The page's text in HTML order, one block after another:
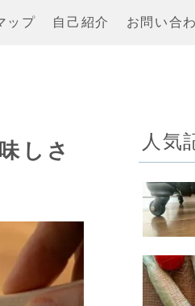
ップ 自己紹介 お問い合
しさ 人気